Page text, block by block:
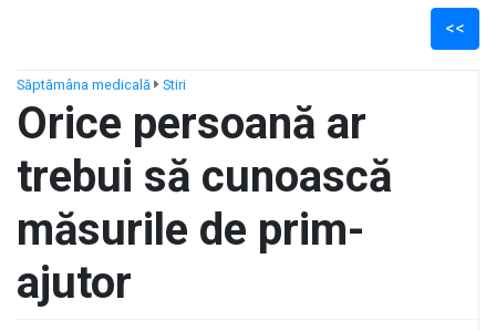
<<
Săptămâna medicală Stiri
Orice persoană ar
trebui să cunoască
măsurile de prim-
ajutor